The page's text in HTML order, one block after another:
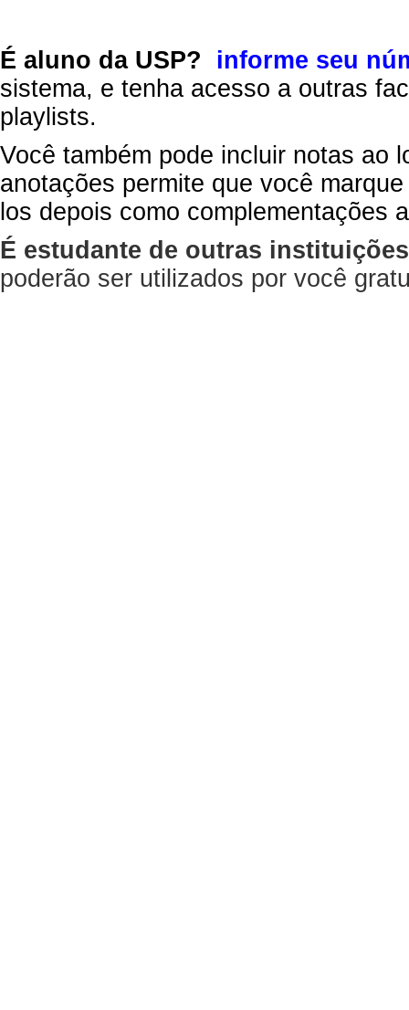
É aluno da USP?
informe seu
sistema, e tenha acesso a outras
playlists.
Você também pode incluir notas ao
anotações permite que você
los depois como complementações
É estudante de outras
poderão ser utilizados por você